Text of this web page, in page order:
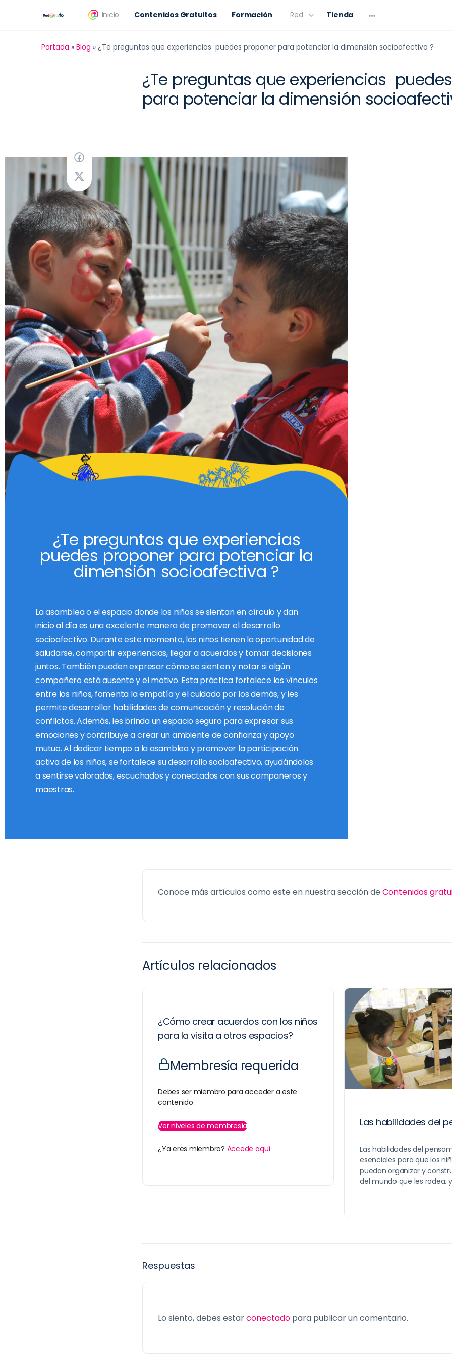
Inicio Contenidos Gratuitos Formación Red Tienda
Portada » Blog » ¿Te preguntas que experiencias puedes proponer para potenciar la dimensión socioafectiva ?
¿Te preguntas que experiencias
para potenciar la dimensión
¿Te preguntas que experiencias
puedes proponer para potenciar la
dimensión socioafectiva ?
La asamblea o el espacio donde los niños se sientan en círculo y dan
inicio al día es una excelente manera de promover el desarrollo
socioafectivo. Durante este momento, los niños tienen la oportunidad de
saludarse, compartir experiencias, llegar a acuerdos y tomar decisiones
juntos. También pueden expresar cómo se sienten y notar si algún
compañero está ausente y el motivo. Esta práctica fortalece los vínculos
entre los niños, fomenta la empatía y el cuidado por los demás, y les
permite desarrollar habilidades de comunicación y resolución de
conflictos. Además, les brinda un espacio seguro para expresar sus
emociones y contribuye a crear un ambiente de confianza y apoyo
mutuo. Al dedicar tiempo a la asamblea y promover la participación
activa de los niños, se fortalece su desarrollo socioafectivo, ayudándolos
a sentirse valorados, escuchados y conectados con sus compañeros y
maestras.
Conoce más artículos como este en nuestra sección de Contenidos
Artículos relacionados
¿Cómo crear acuerdos con los niños
para la visita a otros espacios?
Membresía requerida
Debes ser miembro para acceder a este
contenido.
Ver niveles de membresía
¿Ya eres miembro? Accede aquí
Las habilidades del
Las habilidades del
esenciales para que los
puedan organizar y
del mundo que les rodea,
Respuestas
Lo siento, debes estarconectado para publicar un comentario.